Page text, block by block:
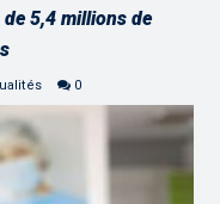
5,4 millions de
0